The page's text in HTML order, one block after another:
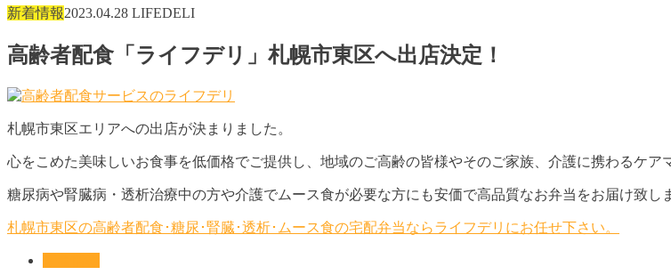
新着情報2023.04.28 LIFEDELI
高齢者配食「ライフデリ」札幌市東区へ出店決定！
札幌市東区エリアへの出店が決まりました。
心をこめた美味しいお食事を低価格でご提供し、地域のご高齢の皆様やそのご家族、介護に携わるケア
糖尿病や腎臓病・透析治療中の方や介護でムース食が必要な方にも安価で高品質なお弁当をお届け致し
札幌市東区の高齢者配食･糖尿･腎臓･透析･ムース食の宅配弁当ならライフデリにお任せ下さい。